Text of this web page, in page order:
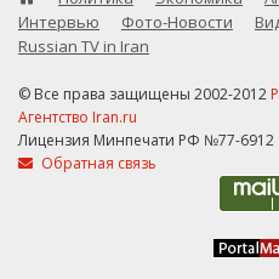
Интервью
Фото-Новости
Russian TV in Iran
© Все права защищены 2002-2012
Агентство Iran.ru
Лицензия Минпечати РФ №77-6912
Обратная связь